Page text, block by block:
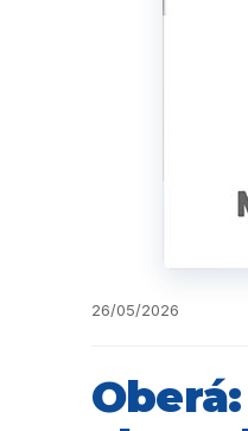
26/05/2026